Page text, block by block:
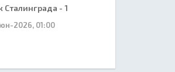
Сталинграда - 1
2026, 01:00